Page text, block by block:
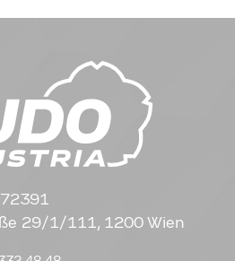
29/1/111, 1200 Wien